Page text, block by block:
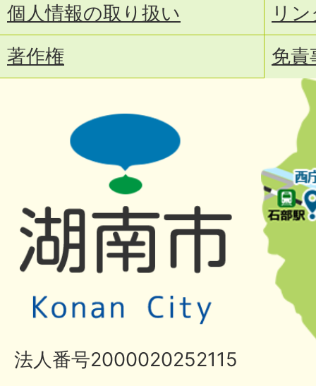
個人情報の取り扱い
リ
著作権
免責
法人番号2000020252115